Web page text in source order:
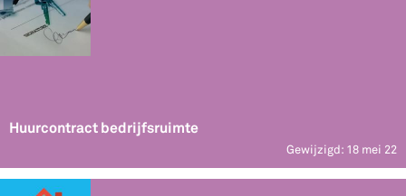
Huurcontract bedrijfsruimte
Gewijzigd: 18 mei 22